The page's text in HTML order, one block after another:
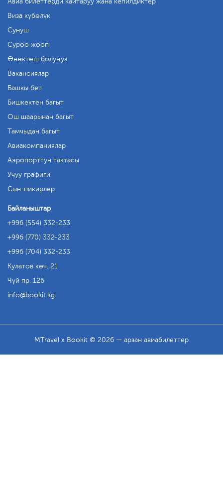
Виза күбөлүк
Сунуш
Суроо жооп
Өнөктөш болуңуз
Вакансиялар
Башкы бет
Бишкектен багыт
Ош шаарынан багыт
Тамчыдан багыт
Авиакомпаниялар
Аэропорттун тактасы
Учуу графиги
Сын-пикирлер
Байланыштар
+996 (554) 332-233
+996 (770) 332-233
+996 (704) 332-233
Кулатов көч. 21
Чүй пр. 126
info
bookit.kg
MTravel x Bookit © 2026 — арзан авиабилеттер